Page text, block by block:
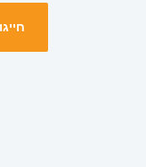
חייגו